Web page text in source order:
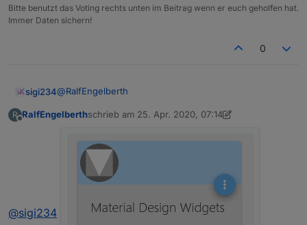
Bitte benutzt das Voting rechts unten im Beitrag wenn er euch geholfen hat.
Immer Daten sichern!
0
sigi234@RalfEngelberth
Welche Version von Material Design Widgets hast du?
R RalfEngelberthschrieb am 25. Apr. 2020, 07:14
zuletzt editiert von Negalein
@sigi234